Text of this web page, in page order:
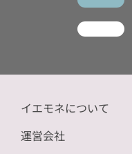
イエモネについて
運営会社